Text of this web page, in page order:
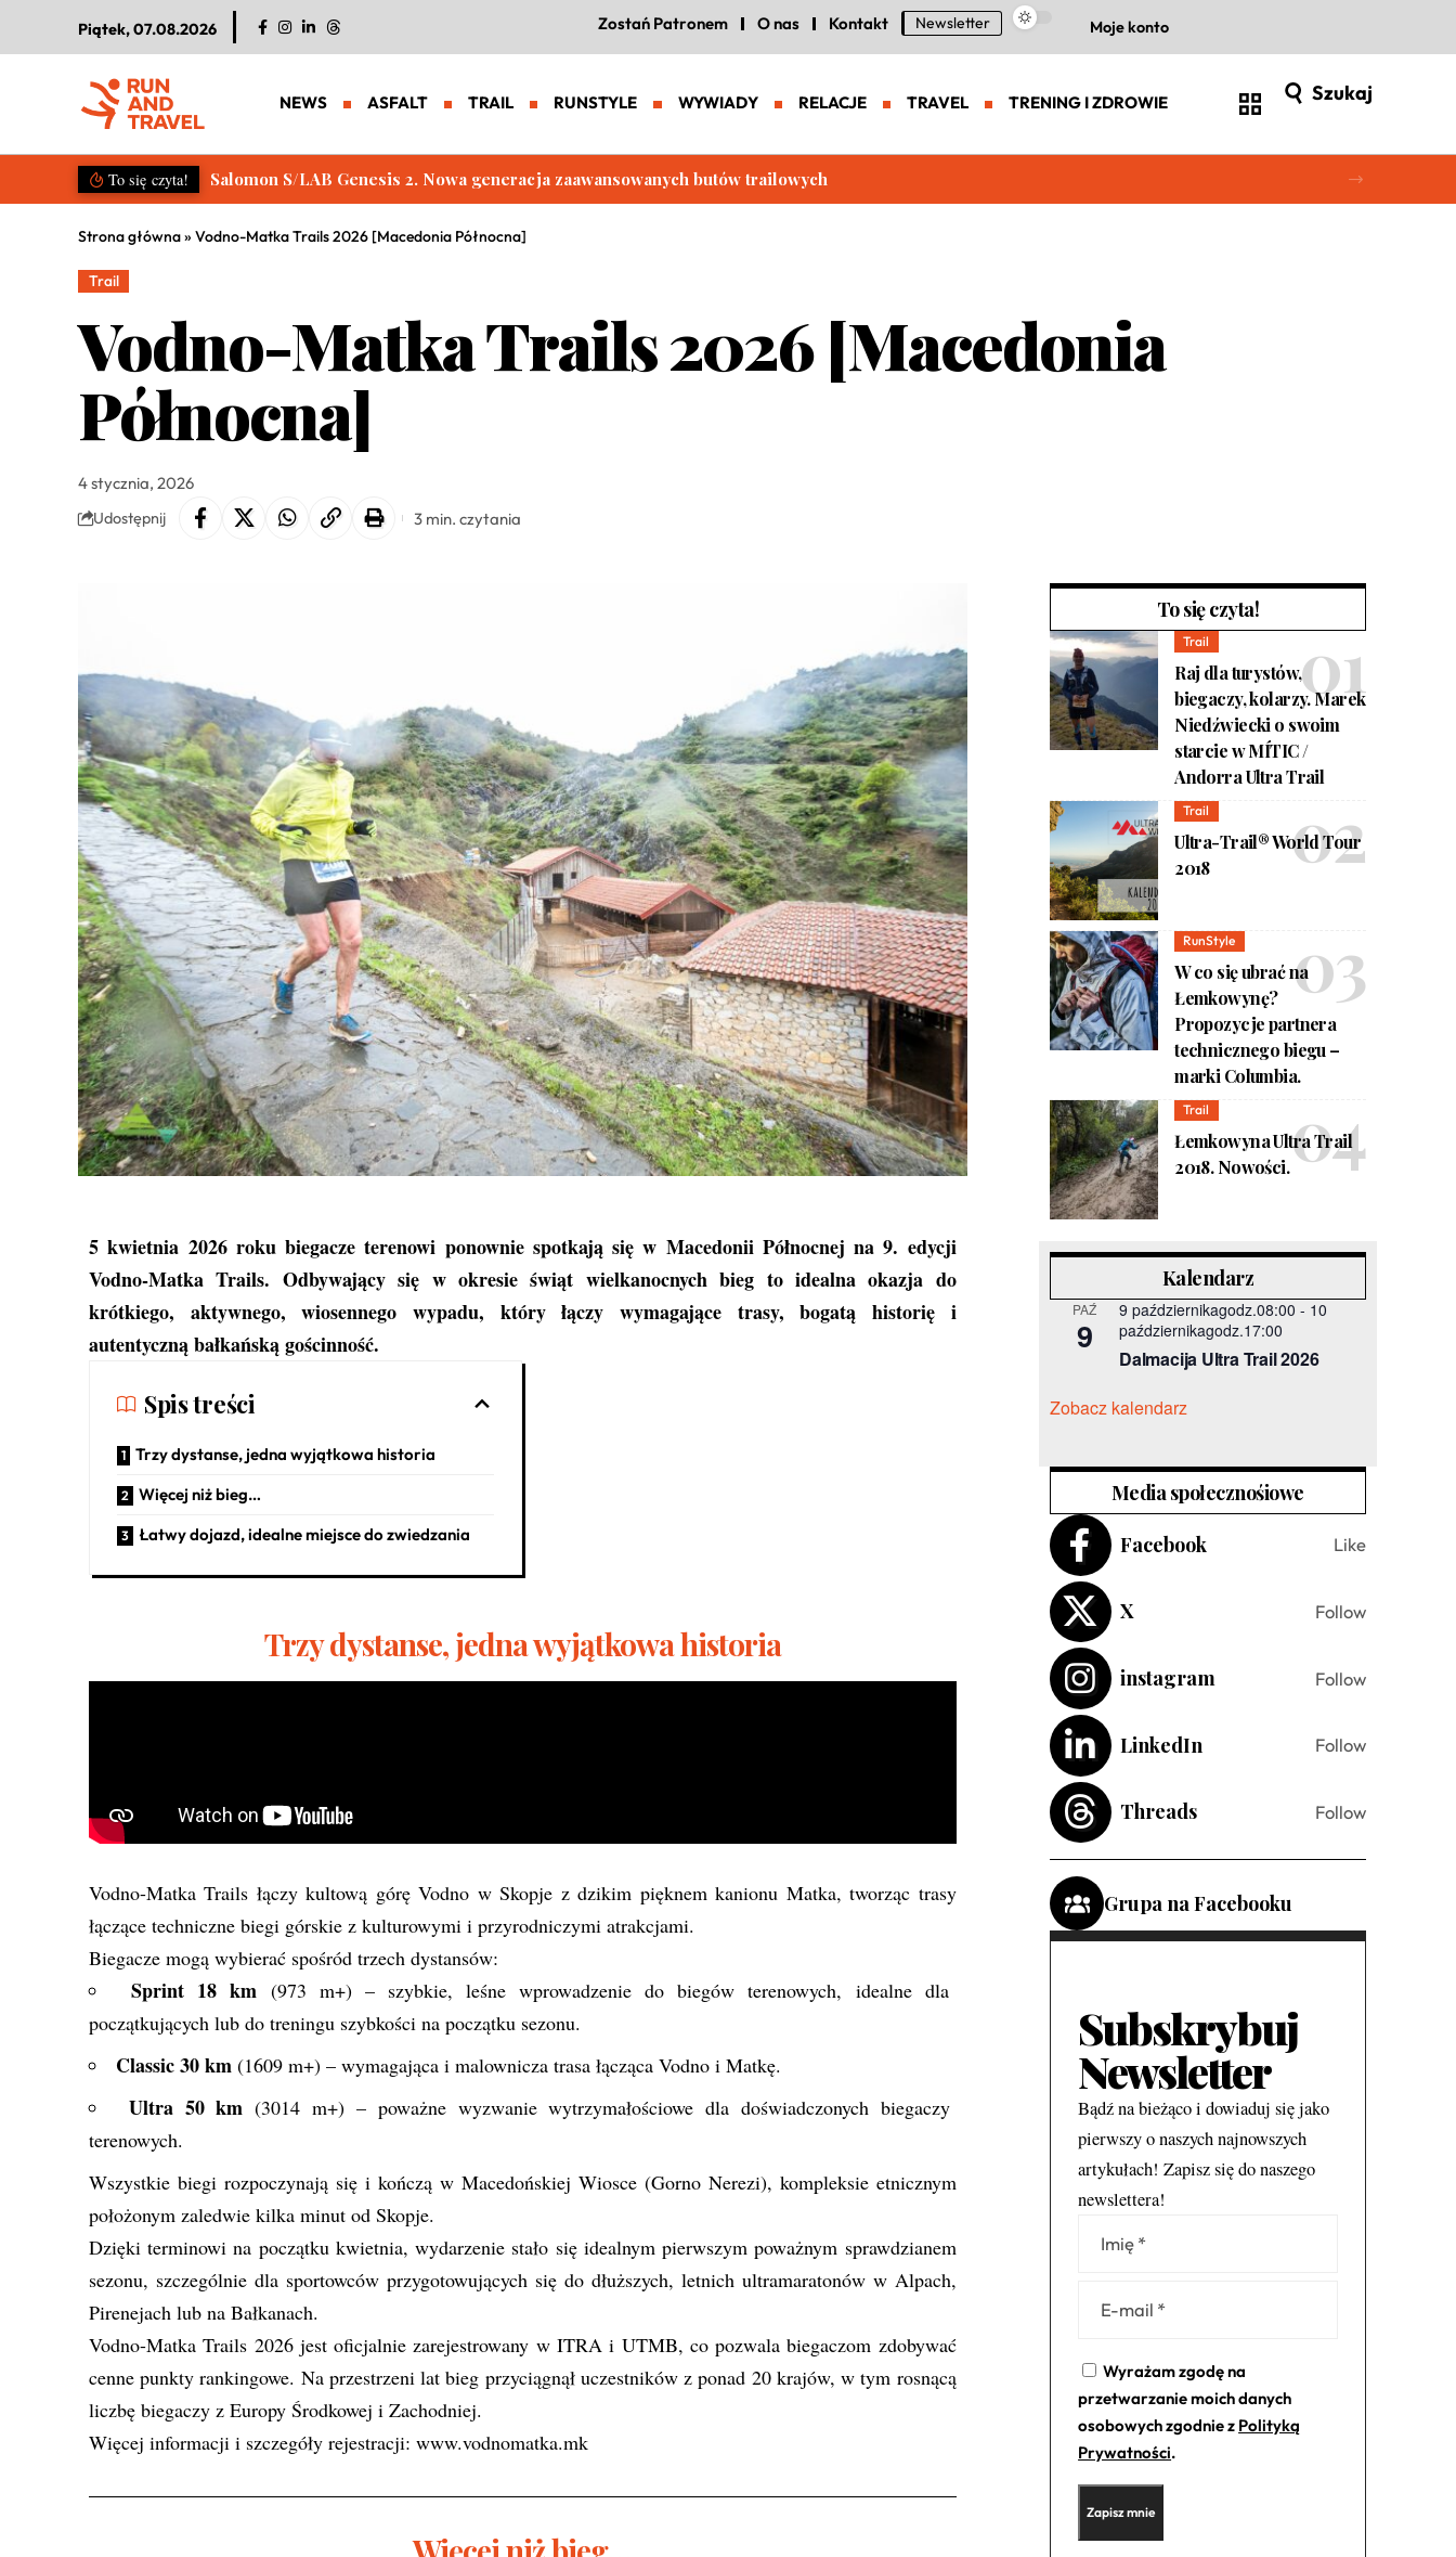
Piątek, 07.08.2026 Zostań Patronem O nas Kontakt Newsletter Moje konto
NEWS ASFALT TRAIL RUNSTYLE WYWIADY RELACJE TRAVEL TRENING I ZDROWIE Szukaj
To się czyta! Salomon S/LAB Genesis 2. Nowa generacja zaawansowanych butów trailowych
Strona główna» Vodno-Matka Trails 2026 [Macedonia Północna]
Trail
Vodno-Matka Trails 2026 [Macedonia
Północna]
4 stycznia, 2026
Udostępnij 3 min. czytania
5 kwietnia 2026 roku biegacze terenowi ponownie spotkają się w Macedonii Północnej na 9. edycji
Vodno-Matka Trails. Odbywający się w okresie świąt wielkanocnych bieg to idealna okazja do
krótkiego, aktywnego, wiosennego wypadu, który łączy wymagające trasy, bogatą historię i
autentyczną bałkańską gościnność.
Spis treści
Trzy dystanse, jedna wyjątkowa historia
Więcej niż bieg…
Łatwy dojazd, idealne miejsce do zwiedzania
Trzy dystanse, jedna wyjątkowa historia
Vodno-Matka Trails łączy kultową górę Vodno w Skopje z dzikim pięknem kanionu Matka, tworząc trasy
łączące techniczne biegi górskie z kulturowymi i przyrodniczymi atrakcjami.
Biegacze mogą wybierać spośród trzech dystansów:
Sprint 18 km (973 m+) – szybkie, leśne wprowadzenie do biegów terenowych, idealne dla
początkujących lub do treningu szybkości na początku sezonu.
Classic 30 km (1609 m+) – wymagająca i malownicza trasa łącząca Vodno i Matkę.
Ultra 50 km (3014 m+) – poważne wyzwanie wytrzymałościowe dla doświadczonych biegaczy
terenowych.
Wszystkie biegi rozpoczynają się i kończą w Macedońskiej Wiosce (Gorno Nerezi), kompleksie etnicznym
położonym zaledwie kilka minut od Skopje.
Dzięki terminowi na początku kwietnia, wydarzenie stało się idealnym pierwszym poważnym sprawdzianem
sezonu, szczególnie dla sportowców przygotowujących się do dłuższych, letnich ultramaratonów w Alpach,
Pirenejach lub na Bałkanach.
Vodno-Matka Trails 2026 jest oficjalnie zarejestrowany w ITRA i UTMB, co pozwala biegaczom zdobywać
cenne punkty rankingowe. Na przestrzeni lat bieg przyciągnął uczestników z ponad 20 krajów, w tym rosnącą
liczbę biegaczy z Europy Środkowej i Zachodniej.
Więcej informacji i szczegóły rejestracji: www.vodnomatka.mk
To się czyta!
Trail
Raj dla turystów,
biegaczy, kolarzy. Marek
Niedźwiecki o swoim
starcie w MÍTIC /
Andorra Ultra Trail
Trail
Ultra-Trail® World Tour
2018
RunStyle
W co się ubrać na
Łemkowynę?
Propozycje partnera
technicznego biegu –
marki Columbia.
Trail
Łemkowyna Ultra Trail
2018. Nowości.
Kalendarz
PAŹ
9
9 październikagodz.08:00 - 10
październikagodz.17:00
Dalmacija Ultra Trail 2026
Zobacz kalendarz
Media społecznośiowe
Facebook
Like
X Follow
instagram Follow
LinkedIn Follow
Threads Follow
Grupa na Facebooku
Subskrybuj
Newsletter
Bądź na bieżąco i dowiaduj się jako
pierwszy o naszych najnowszych
artykułach! Zapisz się do naszego
newslettera!
Wyrażam zgodę na
przetwarzanie moich danych
osobowych zgodnie z Polityką
Prywatności.
Alternative: